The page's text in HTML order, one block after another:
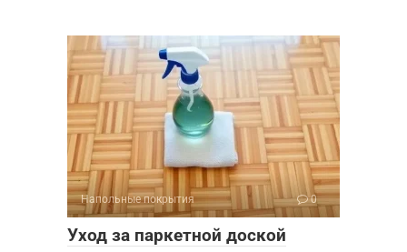
Напольные покрытия 0
Уход за паркетной доской